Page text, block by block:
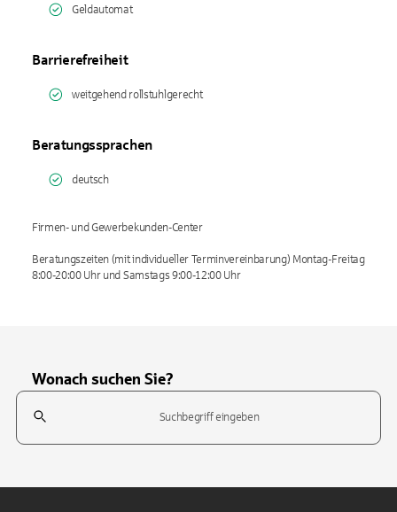
Geldautomat
Barrierefreiheit
weitgehend rollstuhlgerecht
Beratungssprachen
deutsch
Firmen- und Gewerbekunden-Center
Beratungszeiten (mit individueller Terminvereinbarung) Montag-Freitag
8:00-20:00 Uhr und Samstags 9:00-12:00 Uhr
Wonach suchen Sie?
Suchfeld